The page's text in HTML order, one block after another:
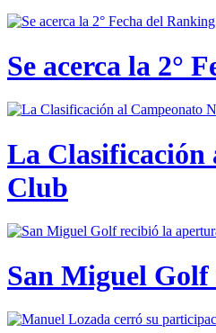
Se acerca la 2°
La Clasificación
Club
San Miguel